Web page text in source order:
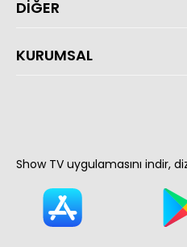
DİĞER
KURUMSAL
Show TV uygulamasını indir,